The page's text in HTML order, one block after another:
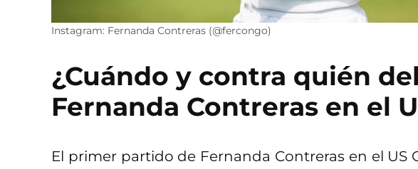
Instagram: Fernanda Contreras (@fercongo)
¿Cuándo y contra quién
Fernanda Contreras en el
El primer partido de Fernanda Contreras en el US